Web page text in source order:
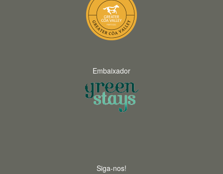
Embaixador
Siga-nos!